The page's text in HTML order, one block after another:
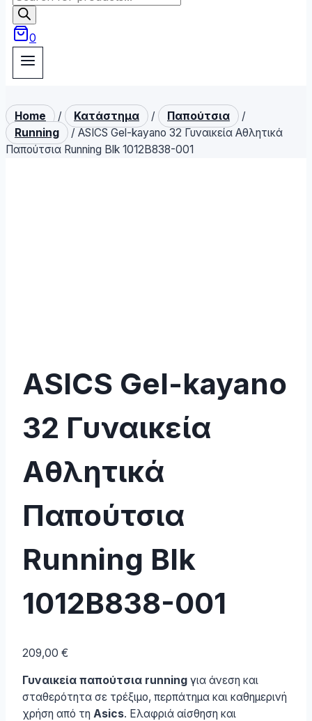
search
0
Home / Κατάστημα / Παπούτσια
/
Running
/ ASICS Gel-kayano 32 Γυναικεία Αθλητικά
Παπούτσια Running Blk 1012B838-001
ASICS Gel-kayano
32 Γυναικεία
Αθλητικά
Παπούτσια
Running Blk
1012B838-001
209,00 €
Γυναικεία παπούτσια running για άνεση και
σταθερότητα σε τρέξιμο, περπάτημα και καθημερινή
χρήση από τη Asics. Ελαφριά αίσθηση και